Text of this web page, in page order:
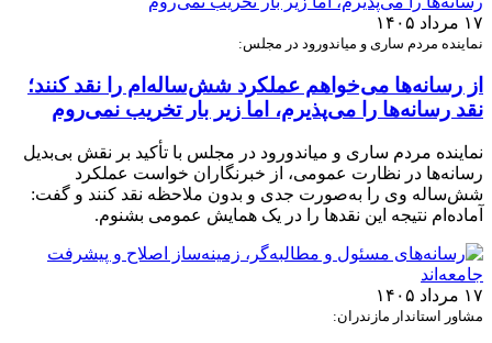
۱۷ مرداد ۱۴۰۵
نماینده مردم ساری و میاندورود در مجلس:
از رسانه‌ها می‌خواهم عملکرد شش‌ساله‌ام را نقد کنند؛
نقد رسانه‌ها را می‌پذیرم، اما زیر بار تخریب نمی‌روم
نماینده مردم ساری و میاندورود در مجلس با تأکید بر نقش بی‌بدیل
رسانه‌ها در نظارت عمومی، از خبرنگاران خواست عملکرد
شش‌ساله وی را به‌صورت جدی و بدون ملاحظه نقد کنند و گفت:
آماده‌ام نتیجه این نقدها را در یک همایش عمومی بشنوم.
۱۷ مرداد ۱۴۰۵
مشاور استاندار مازندران: